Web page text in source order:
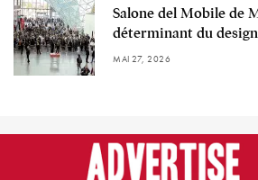
Salone del Mobile de
déterminant du
MAI 27, 2026